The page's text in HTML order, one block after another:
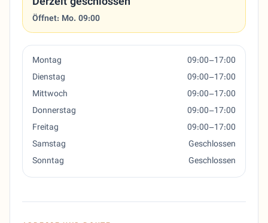
Öffnet: Mo. 09:00
Montag
09:00–17:00
Dienstag
09:00–17:00
Mittwoch
09:00–17:00
Donnerstag
09:00–17:00
Freitag
09:00–17:00
Samstag
Geschlossen
Sonntag
Geschlossen